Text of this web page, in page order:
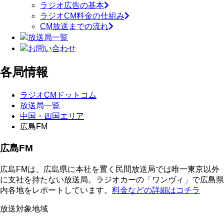
ラジオ広告の基本
ラジオCM料金の仕組み
CM放送までの流れ
放送局一覧
お問い合わせ
各局情報
ラジオCMドットコム
放送局一覧
中国・四国エリア
広島FM
広島FM
広島FMは、広島県に本社を置く民間放送局では唯一東京以外
に支社を持たない放送局。ラジオカーの「ワンヴィ」で広島県
内各地をレポートしています。 料金などの詳細はコチラ
放送対象地域